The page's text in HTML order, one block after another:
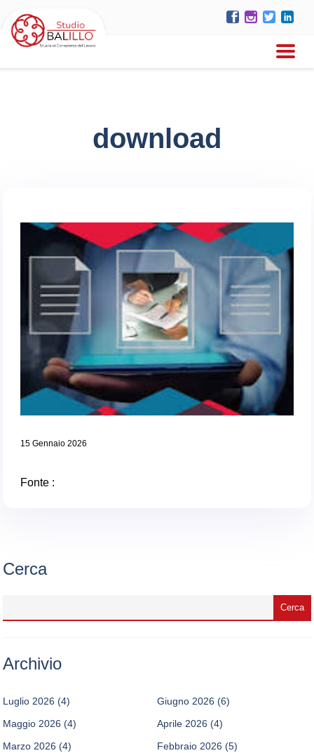
download
15 Gennaio 2026
Fonte :
Cerca
Archivio
Luglio 2026 (4) Giugno 2026 (6)
Maggio 2026 (4) Aprile 2026 (4)
Marzo 2026 (4) Febbraio 2026 (5)